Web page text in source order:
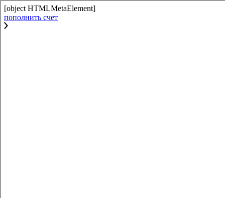
[object HTMLMetaElement]
пополнить счет